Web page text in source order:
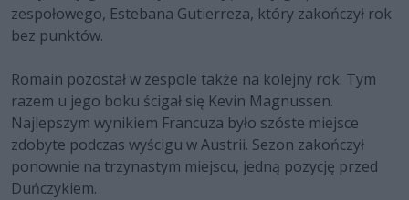
zespołowego, Estebana Gutierreza, który zakończył rok
bez punktów.
Romain pozostał w zespole także na kolejny rok. Tym
razem u jego boku ścigał się Kevin Magnussen.
Najlepszym wynikiem Francuza było szóste miejsce
zdobyte podczas wyścigu w Austrii. Sezon zakończył
ponownie na trzynastym miejscu, jedną pozycję przed
Duńczykiem.